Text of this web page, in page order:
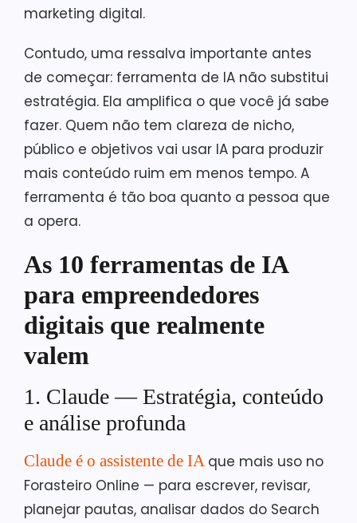
marketing digital.
Contudo, uma ressalva importante antes
de começar: ferramenta de IA não substitui
estratégia. Ela amplifica o que você já sabe
fazer. Quem não tem clareza de nicho,
público e objetivos vai usar IA para produzir
mais conteúdo ruim em menos tempo. A
ferramenta é tão boa quanto a pessoa que
a opera.
As 10 ferramentas de IA
para empreendedores
digitais que realmente
valem
1. Claude — Estratégia, conteúdo
e análise profunda
Claude é o assistente de IA que mais uso no
Forasteiro Online — para escrever, revisar,
planejar pautas, analisar dados do Search